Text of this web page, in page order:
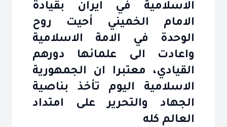
الاسلامية في ايران بقيادة
الامام الخميني أحيت روح
الوحدة في الامة الاسلامية
واعادت الى علمائها دورهم
القيادي، معتبرا ان الجمهورية
الاسلامية اليوم تأخذ بناصية
الجهاد والتحرير على امتداد
العالم كله